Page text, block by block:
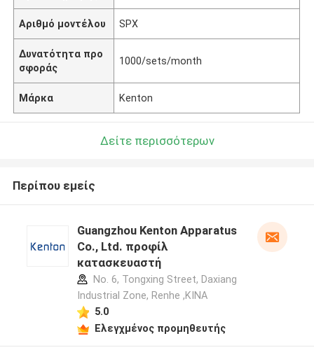
Αριθμό μοντέλου SPX
Δυνατότητα προ
σφοράς
1000/sets/month
Μάρκα Kenton
Δείτε περισσότερων
Περίπου εμείς
Guangzhou Kenton Apparatus
Co., Ltd. προφίλ
κατασκευαστή
No. 6, Tongxing Street, Daxiang
Industrial Zone, Renhe ,ΚΙΝΑ
5.0
Ελεγχμένος προμηθευτής